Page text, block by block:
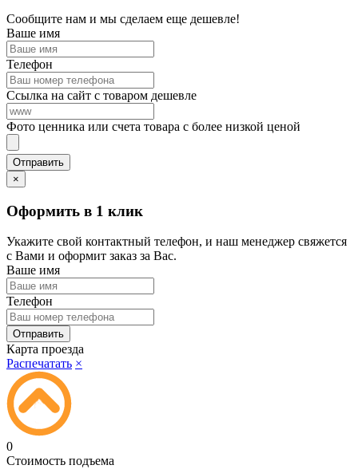
Сообщите нам и мы сделаем еще дешевле!
Ваше имя
Телефон
Ссылка на сайт с товаром дешевле
Фото ценника или счета товара с более низкой ценой
×
Оформить в 1 клик
Укажите свой контактный телефон, и наш менеджер свяжется
с Вами и оформит заказ за Вас.
Ваше имя
Телефон
Карта проезда
Распечатать ×
0
Стоимость подъема